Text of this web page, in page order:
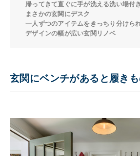
帰ってきて直ぐに手が洗える洗い場付き
まさかの玄関にデスク
一人ずつのアイテムをきっちり分けら
デザインの幅が広い玄関リノベ
玄関にベンチがあると履き